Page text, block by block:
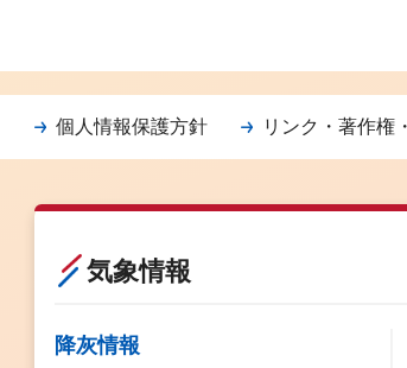
個人情報保護方針 リンク・著作権
気象情報
降灰情報